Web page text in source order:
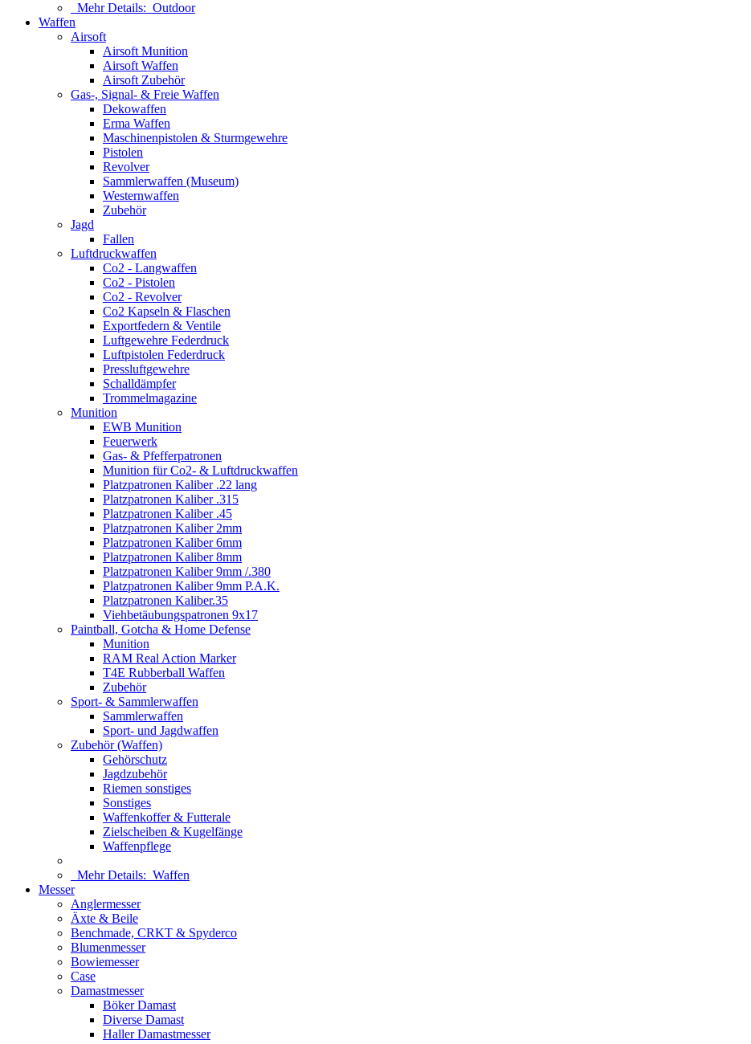
Mehr Details: Outdoor
Waffen
Airsoft
Airsoft Munition
Airsoft Waffen
Airsoft Zubehör
Gas-, Signal- & Freie Waffen
Dekowaffen
Erma Waffen
Maschinenpistolen & Sturmgewehre
Pistolen
Revolver
Sammlerwaffen (Museum)
Westernwaffen
Zubehör
Jagd
Fallen
Luftdruckwaffen
Co2 - Langwaffen
Co2 - Pistolen
Co2 - Revolver
Co2 Kapseln & Flaschen
Exportfedern & Ventile
Luftgewehre Federdruck
Luftpistolen Federdruck
Pressluftgewehre
Schalldämpfer
Trommelmagazine
Munition
EWB Munition
Feuerwerk
Gas- & Pfefferpatronen
Munition für Co2- & Luftdruckwaffen
Platzpatronen Kaliber .22 lang
Platzpatronen Kaliber .315
Platzpatronen Kaliber .45
Platzpatronen Kaliber 2mm
Platzpatronen Kaliber 6mm
Platzpatronen Kaliber 8mm
Platzpatronen Kaliber 9mm /.380
Platzpatronen Kaliber 9mm P.A.K.
Platzpatronen Kaliber.35
Viehbetäubungspatronen 9x17
Paintball, Gotcha & Home Defense
Munition
RAM Real Action Marker
T4E Rubberball Waffen
Zubehör
Sport- & Sammlerwaffen
Sammlerwaffen
Sport- und Jagdwaffen
Zubehör (Waffen)
Gehörschutz
Jagdzubehör
Riemen sonstiges
Sonstiges
Waffenkoffer & Futterale
Zielscheiben & Kugelfänge
Waffenpflege
Mehr Details: Waffen
Messer
Anglermesser
Äxte & Beile
Benchmade, CRKT & Spyderco
Blumenmesser
Bowiemesser
Case
Damastmesser
Böker Damast
Diverse Damast
Haller Damastmesser